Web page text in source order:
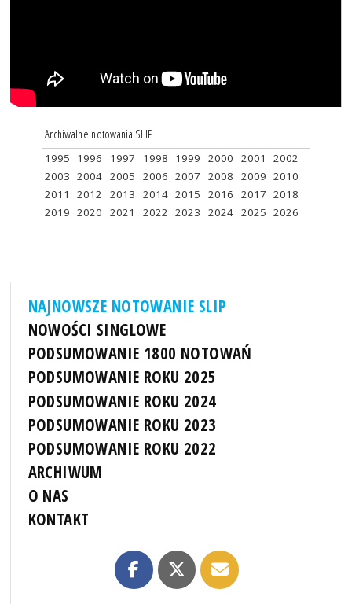
Archiwalne notowania SLIP
1995 1996 1997 1998 1999 2000 2001
2002
2003 2004 2005 2006 2007 2008 2009 2010
2011
2012 2013 2014 2015 2016 2017 2018
2019 2020 2021 2022 2023 2024 2025 2026
NAJNOWSZE NOTOWANIE SLIP
NOWOŚCI SINGLOWE
PODSUMOWANIE 1800 NOTOWAŃ
PODSUMOWANIE ROKU 2025
PODSUMOWANIE ROKU 2024
PODSUMOWANIE ROKU 2023
PODSUMOWANIE ROKU 2022
ARCHIWUM
O NAS
KONTAKT